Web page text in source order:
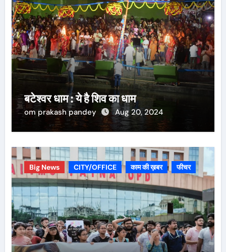
बटेश्वर धाम : ये है शिव का धाम
om prakash pandey Aug 20, 2024
Big News CITY/OFFICE काम की ख़बर फीचर